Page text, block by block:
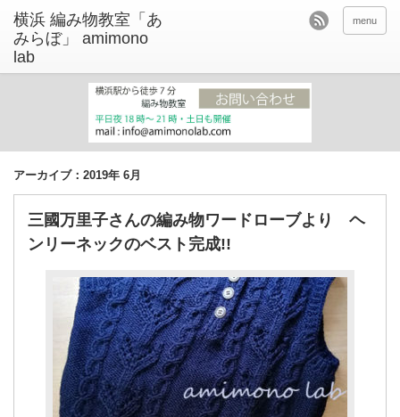
menu
アーカイブ：2019年 6月
三國万里子さんの編み物ワードローブより ヘ
ンリーネックのベスト完成!!